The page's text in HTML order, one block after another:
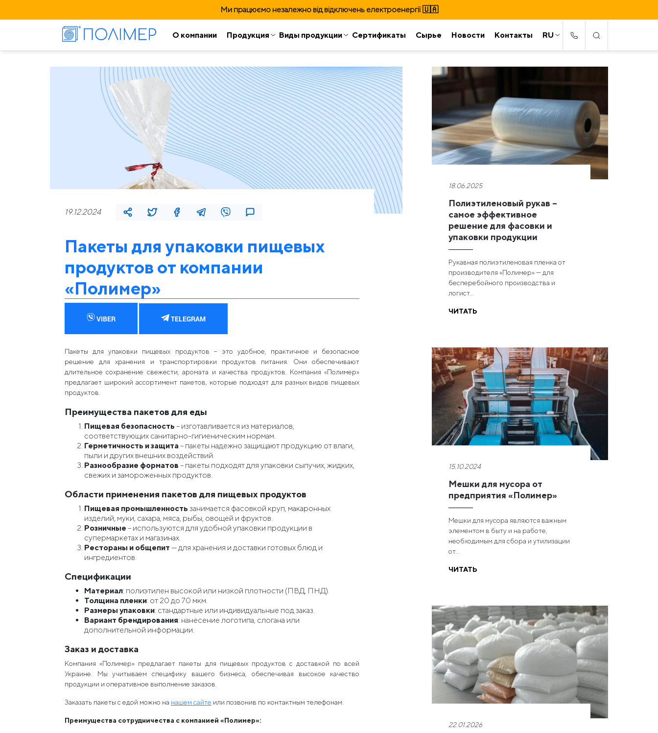
Ми працюємо незалежно від відключень електроенергії 🇺🇦
О компании Продукция Виды продукции Сертификаты Сырье Новости Контакты RU
19.12.2024
Пакеты для упаковки пищевых
продуктов от компании
«Полимер»
VIBER TELEGRAM
Пакеты для упаковки пищевых продуктов – это удобное, практичное и безопасное
решение для хранения и транспортировки продуктов питания. Они обеспечивают
длительное сохранение свежести, аромата и качества продуктов. Компания «Полимер»
предлагает широкий ассортимент пакетов, которые подходят для разных видов пищевых
продуктов.
Преимущества пакетов для еды
Пищевая безопасность – изготавливается из материалов,
соответствующих санитарно-гигиеническим нормам.
Герметичность и защита – пакеты надежно защищают продукцию от влаги,
пыли и других внешних воздействий.
Разнообразие форматов – пакеты подходят для упаковки сыпучих, жидких,
свежих и замороженных продуктов.
Области применения пакетов для пищевых продуктов
Пищевая промышленность занимается фасовкой круп, макаронных
изделий, муки, сахара, мяса, рыбы, овощей и фруктов.
Розничные – используются для удобной упаковки продукции в
супермаркетах и магазинах.
Рестораны и общепит — для хранения и доставки готовых блюд и
ингредиентов.
Спецификации
Материал: полиэтилен высокой или низкой плотности (ПВД, ПНД).
Толщина пленки: от 20 до 70 мкм.
Размеры упаковки: стандартные или индивидуальные под заказ.
Вариант брендирования: нанесение логотипа, слогана или
дополнительной информации.
Заказ и доставка
Компания «Полимер» предлагает пакеты для пищевых продуктов с доставкой по всей
Украине. Мы учитываем специфику вашего бизнеса, обеспечивая высокое качество
продукции и оперативное выполнение заказов.
Заказать пакеты с едой можно на нашем сайте или позвонив по контактным телефонам.
Преимущества сотрудничества с компанией «Полимер»:
18.06.2025
Полиэтиленовый рукав –
самое эффективное
решение для фасовки и
упаковки продукции
Рукавная полиэтиленовая пленка от
производителя «Полимер» — для
бесперебойного производства и
логист...
ЧИТАТЬ
15.10.2024
Мешки для мусора от
предприятия «Полимер»
Мешки для мусора являются важным
элементом в быту и на работе,
необходимым для сбора и утилизации
от...
ЧИТАТЬ
22.01.2026